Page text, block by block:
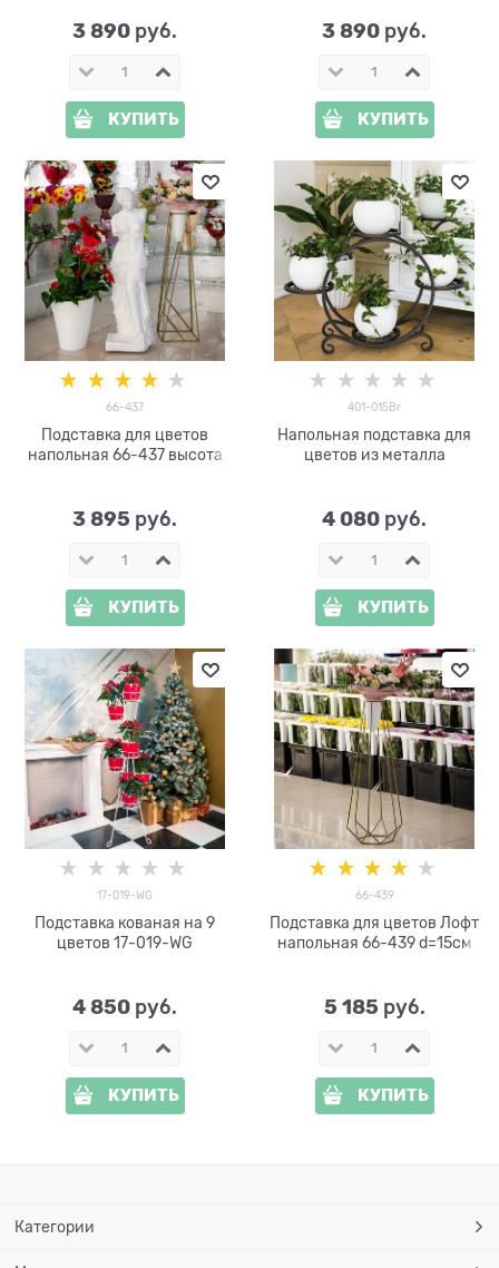
3 890 руб.
КУПИТЬ
3 890 руб.
КУПИТЬ
66-437
Подставка для цветов
напольная 66-437 высота
3 895 руб.
КУПИТЬ
401-015Br
Напольная подставка для
цветов из металла
4 080 руб.
КУПИТЬ
17-019-WG
Подставка кованая на 9
цветов 17-019-WG
4 850 руб.
КУПИТЬ
66-439
Подставка для цветов Лофт
напольная 66-439 d=15см
5 185 руб.
КУПИТЬ
Категории